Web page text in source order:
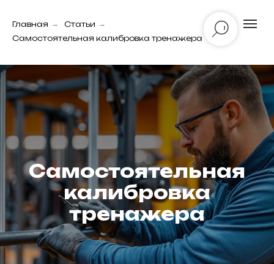
Главная → Статьи →
Самостоятельная калибровка тренажера
Самостоятельная
калибровка
тренажера